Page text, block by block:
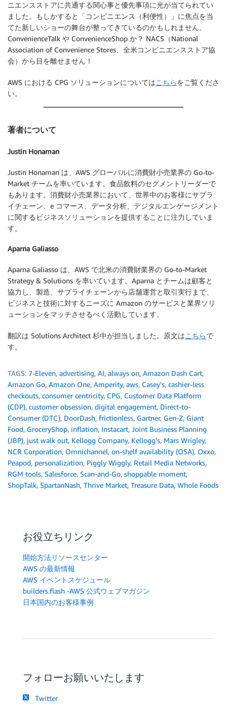
ニエンスストアに共通する関心事と優先事項に光が当てられてい
ました。もしかすると「コンビニエンス（利便性）」に焦点を当
てた新しいショーの舞台が整ってきているのかもしれません。
ConvenienceTalk や ConvenienceShop か？ NACS（National
Association of Convenience Stores、全米コンビニエンスストア協
会）から目を離せません！
AWS における CPG ソリューションについてはこちらをご覧くださ
い。
著者について
Justin Honaman
Justin Honaman は、AWS グローバルに消費財小売業界の Go-to-
Market チームを率いています。食品飲料のセグメントリーダーで
もあります。消費財小売業界において、世界中のお客様にサプラ
イチェーン、e コマース、データ分析、デジタルエンゲージメント
に関するビジネスソリューションを提供することに注力していま
す。
Aparna Galiasso
Aparna Galiasso は、AWS で北米の消費財業界の Go-to-Market
Strategy & Solutions を率いています。Aparna とチームは顧客と
協力し、製造、サプライチェーンから店舗運営と取引実行まで、
ビジネスと技術に対するニーズに Amazon のサービスと業界ソリ
ューションをマッチさせるべく活動しています。
翻訳は Solutions Architect 杉中が担当しました。原文はこちらで
す。
TAGS: 7-Eleven, advertising, AI, always on, Amazon Dash Cart,
Amazon Go, Amazon One, Amperity, aws, Casey’s, cashier-less
checkouts, consumer centricity, CPG, Customer Data Platform
(CDP), customer obsession, digital engagement, Direct-to-
Consumer (DTC), DoorDash, frictionless, Gartner, Gen-Z, Giant
Food, GroceryShop, inflation, Instacart, Joint Business Planning
(JBP), just walk out, Kellogg Company, Kellogg’s, Mars Wrigley,
NCR Corporation, Omnichannel, on-shelf availability (OSA), Oxxo,
Peapod, personalization, Piggly Wiggly, Retail Media Networks,
RGM tools, Salesforce, Scan-and-Go, shoppable moment,
ShopTalk, SpartanNash, Thrive Market, Treasure Data, Whole Foods
お役立ちリンク
開始方法リソースセンター
AWS の最新情報
AWS イベントスケジュール
builders.flash -AWS 公式ウェブマガジン
日本国内のお客様事例
フォローお願いいたします
Twitter